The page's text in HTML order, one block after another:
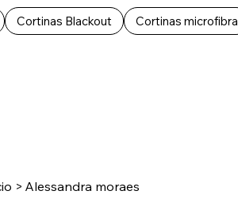
Cortinas Blackout Cortinas microfibra
> Alessandra moraes